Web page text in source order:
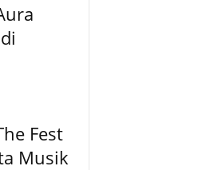
Fest
Musik